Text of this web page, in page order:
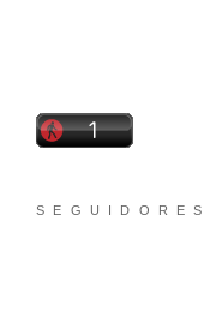
S E G U I D O R E S